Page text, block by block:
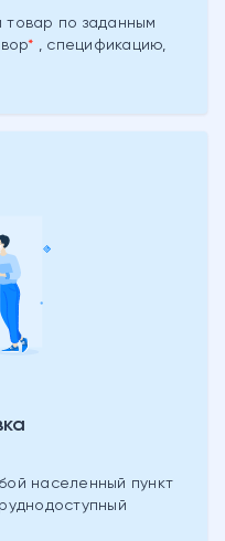
товар по заданным
, спецификацию,
населенный пункт